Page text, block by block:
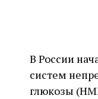
В России
систем
глюкозы